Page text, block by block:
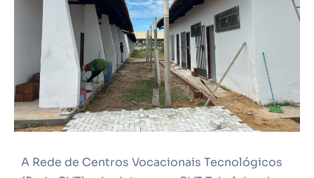
A Rede de Centros Vocacionais Tecnológicos